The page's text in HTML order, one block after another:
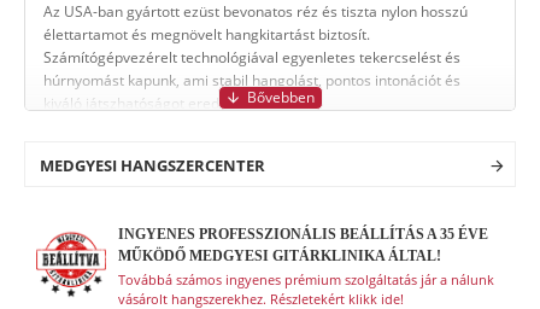
INGYENES PROFESSZIONÁLIS BEÁLLÍTÁS A 35 ÉVE
MŰKÖDŐ MEDGYESI GITÁRKLINIKA ÁLTAL!
Továbbá számos ingyenes prémium szolgáltatás jár a nálunk
vásárolt hangszerekhez. Részletekért klikk ide!
Az USA-ban gyártott ezüst bevonatos réz és tiszta nylon hosszú
élettartamot és megnövelt hangkitartást biztosít.
Számítógépvezérelt technológiával egyenletes tekercselést és
húrnyomást kapunk, ami stabil hangolást, pontos intonációt és
kiváló játszhatóságot eredményez.
MEDGYESI HANGSZERCENTER